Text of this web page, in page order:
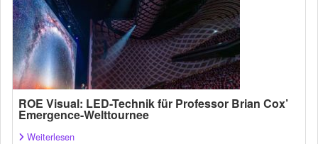
ROE Visual: LED-Technik für Professor Brian Cox’
Emergence-Welttournee
Weiterlesen